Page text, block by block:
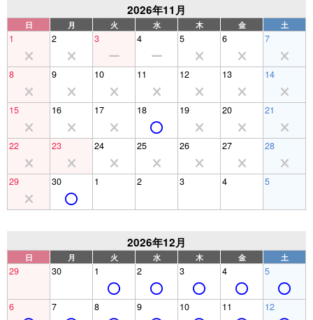
2026年11月
日 月 火 水 木 金 土
1 2 3 4 5 6 7
8 9 10 11 12 13 14
15 16 17 18 19 20 21
22 23 24 25 26 27 28
29 30 1 2 3 4 5
2026年12月
日 月 火 水 木 金 土
29 30 1 2 3 4 5
6 7 8 9 10 11 12